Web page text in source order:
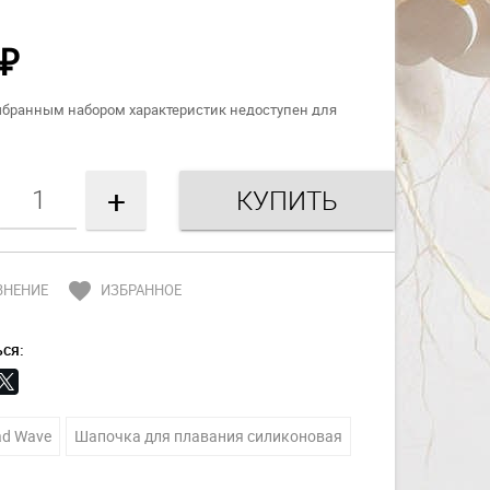
₽
набором характеристик недоступен для
+
favorite ИЗБРАННОЕ
Wave Шапочка для плавания силиконовая